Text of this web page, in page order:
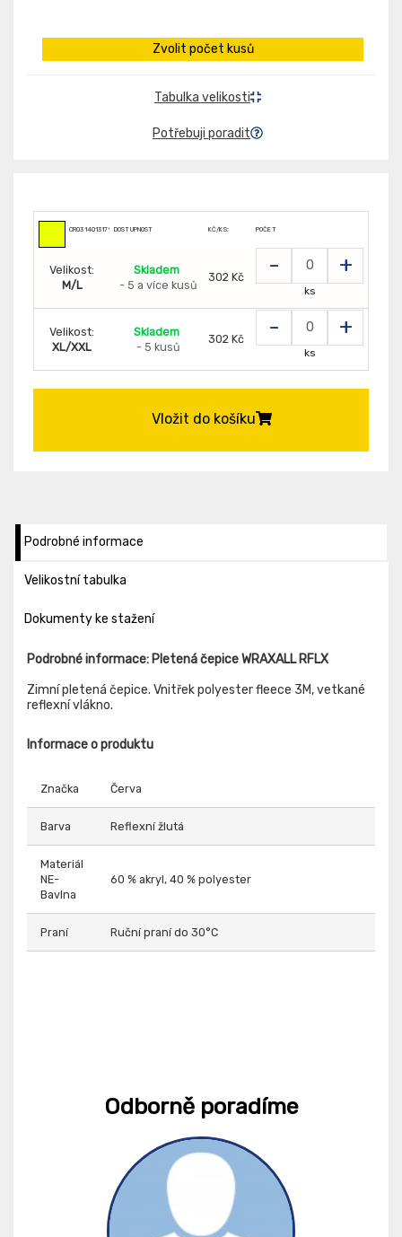
Zvolit počet kusů
Tabulka velikosti
Potřebuji poradit
CR0314013179000DOSTUPNOST KČ/KS: POČET
Velikost:
M/L
Skladem
- 5 a více kusů
302 Kč - +
ks
Velikost:
XL/XXL
Skladem
- 5 kusů
302 Kč - +
ks
Vložit do košíku
Podrobné informace
Velikostní tabulka
Dokumenty ke stažení
Podrobné informace: Pletená čepice WRAXALL RFLX
Zimní pletená čepice. Vnitřek polyester fleece 3M, vetkané
reflexní vlákno.
Informace o produktu
Značka Červa
Barva Reflexní žlutá
Materiál
NE-
Bavlna
60 % akryl, 40 % polyester
Praní Ruční praní do 30°C
Odborně poradíme